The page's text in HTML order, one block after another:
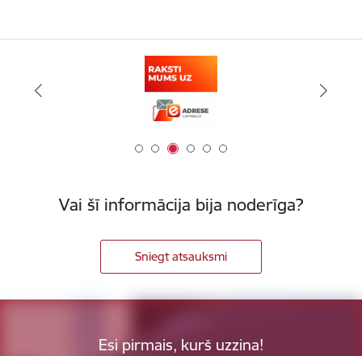
Vai šī informācija bija noderīga?
Sniegt atsauksmi
Esi pirmais, kurš uzzina!